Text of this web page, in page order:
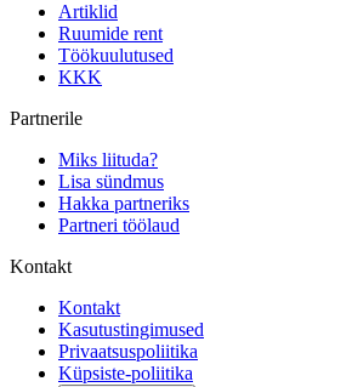
Artiklid
Ruumide rent
Töökuulutused
KKK
Partnerile
Miks liituda?
Lisa sündmus
Hakka partneriks
Partneri töölaud
Kontakt
Kontakt
Kasutustingimused
Privaatsuspoliitika
Küpsiste-poliitika